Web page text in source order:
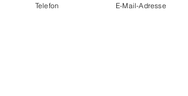
Telefon E-Mail-Adresse